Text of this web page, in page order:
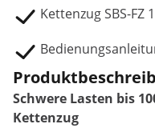
Kettenzug SBS-FZ
Schwere Lasten bis
Kettenzug